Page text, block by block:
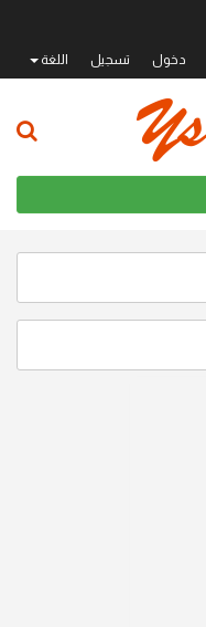
دخول تسجيل اللغة